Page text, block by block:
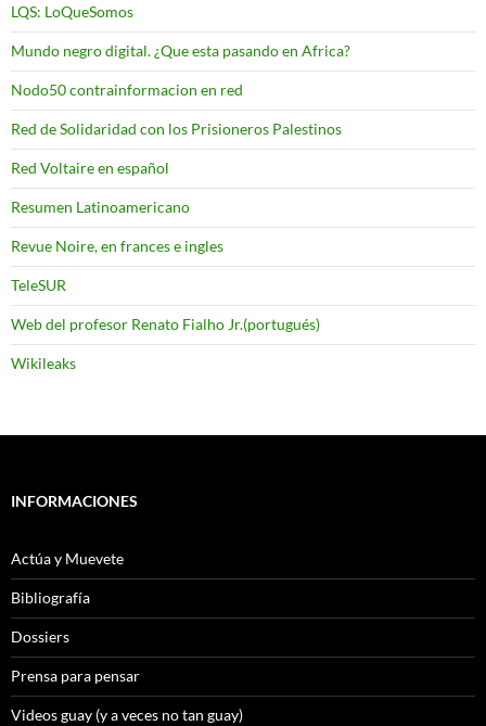
LQS: LoQueSomos
Mundo negro digital. ¿Que esta pasando en Africa?
Nodo50 contrainformacion en red
Red de Solidaridad con los Prisioneros Palestinos
Red Voltaire en español
Resumen Latinoamericano
Revue Noire, en frances e ingles
TeleSUR
Web del profesor Renato Fialho Jr.(portugués)
Wikileaks
INFORMACIONES
Actúa y Muevete
Bibliografía
Dossiers
Prensa para pensar
Videos guay (y a veces no tan guay)